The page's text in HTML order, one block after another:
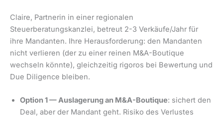
Claire, Partnerin in einer regionalen
Steuerberatungskanzlei, betreut 2-3 Verkäufe/Jahr für
ihre Mandanten. Ihre Herausforderung: den Mandanten
nicht verlieren (der zu einer reinen M&A-Boutique
wechseln könnte), gleichzeitig rigoros bei Bewertung und
Due Diligence bleiben.
Option 1 — Auslagerung an M&A-Boutique: sichert den
Deal, aber der Mandant geht. Risiko des Verlustes